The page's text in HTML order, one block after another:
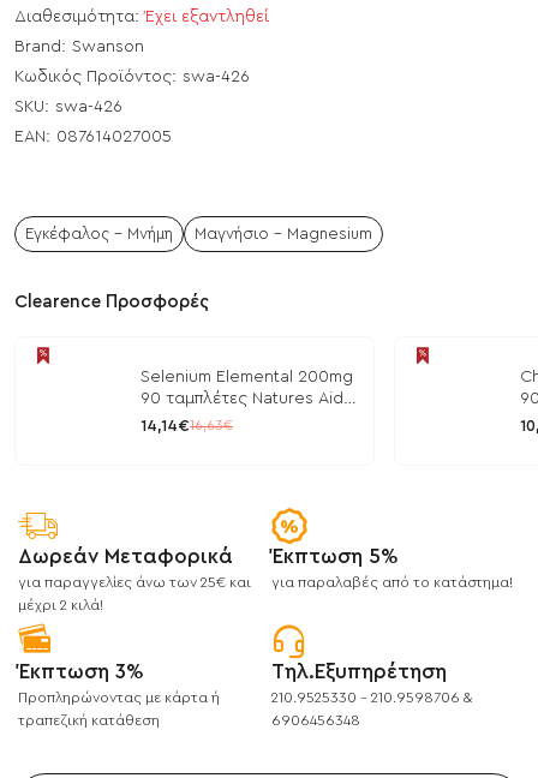
Διαθεσιμότητα: Έχει εξαντληθεί
Brand: Swanson
Κωδικός Προϊόντος: swa-426
SKU: swa-426
EAN: 087614027005
Εγκέφαλος - Μνήμη Μαγνήσιο - Magnesium
Clearence Προσφορές
Selenium Elemental 200mg
90 ταμπλέτες Natures Aid
/ Μέταλλα
14,14€16,63€
/
Δωρεάν Μεταφορικά
για παραγγελίες άνω των 25€ και
μέχρι 2 κιλά!
Έκπτωση 5%
για παραλαβές από το κατάστημα!
Έκπτωση 3%
Προπληρώνοντας με κάρτα ή
τραπεζική κατάθεση
Τηλ.Εξυπηρέτηση
210.9525330 - 210.9598706 &
6906456348